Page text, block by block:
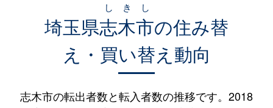
埼玉県志木市
しきし
の住み替
え・買い替え動向
志木市の転出者数と転入者数の推移です。2018